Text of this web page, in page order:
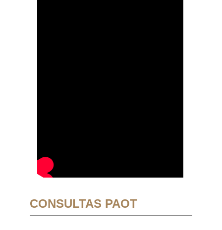
CONSULTAS PAOT